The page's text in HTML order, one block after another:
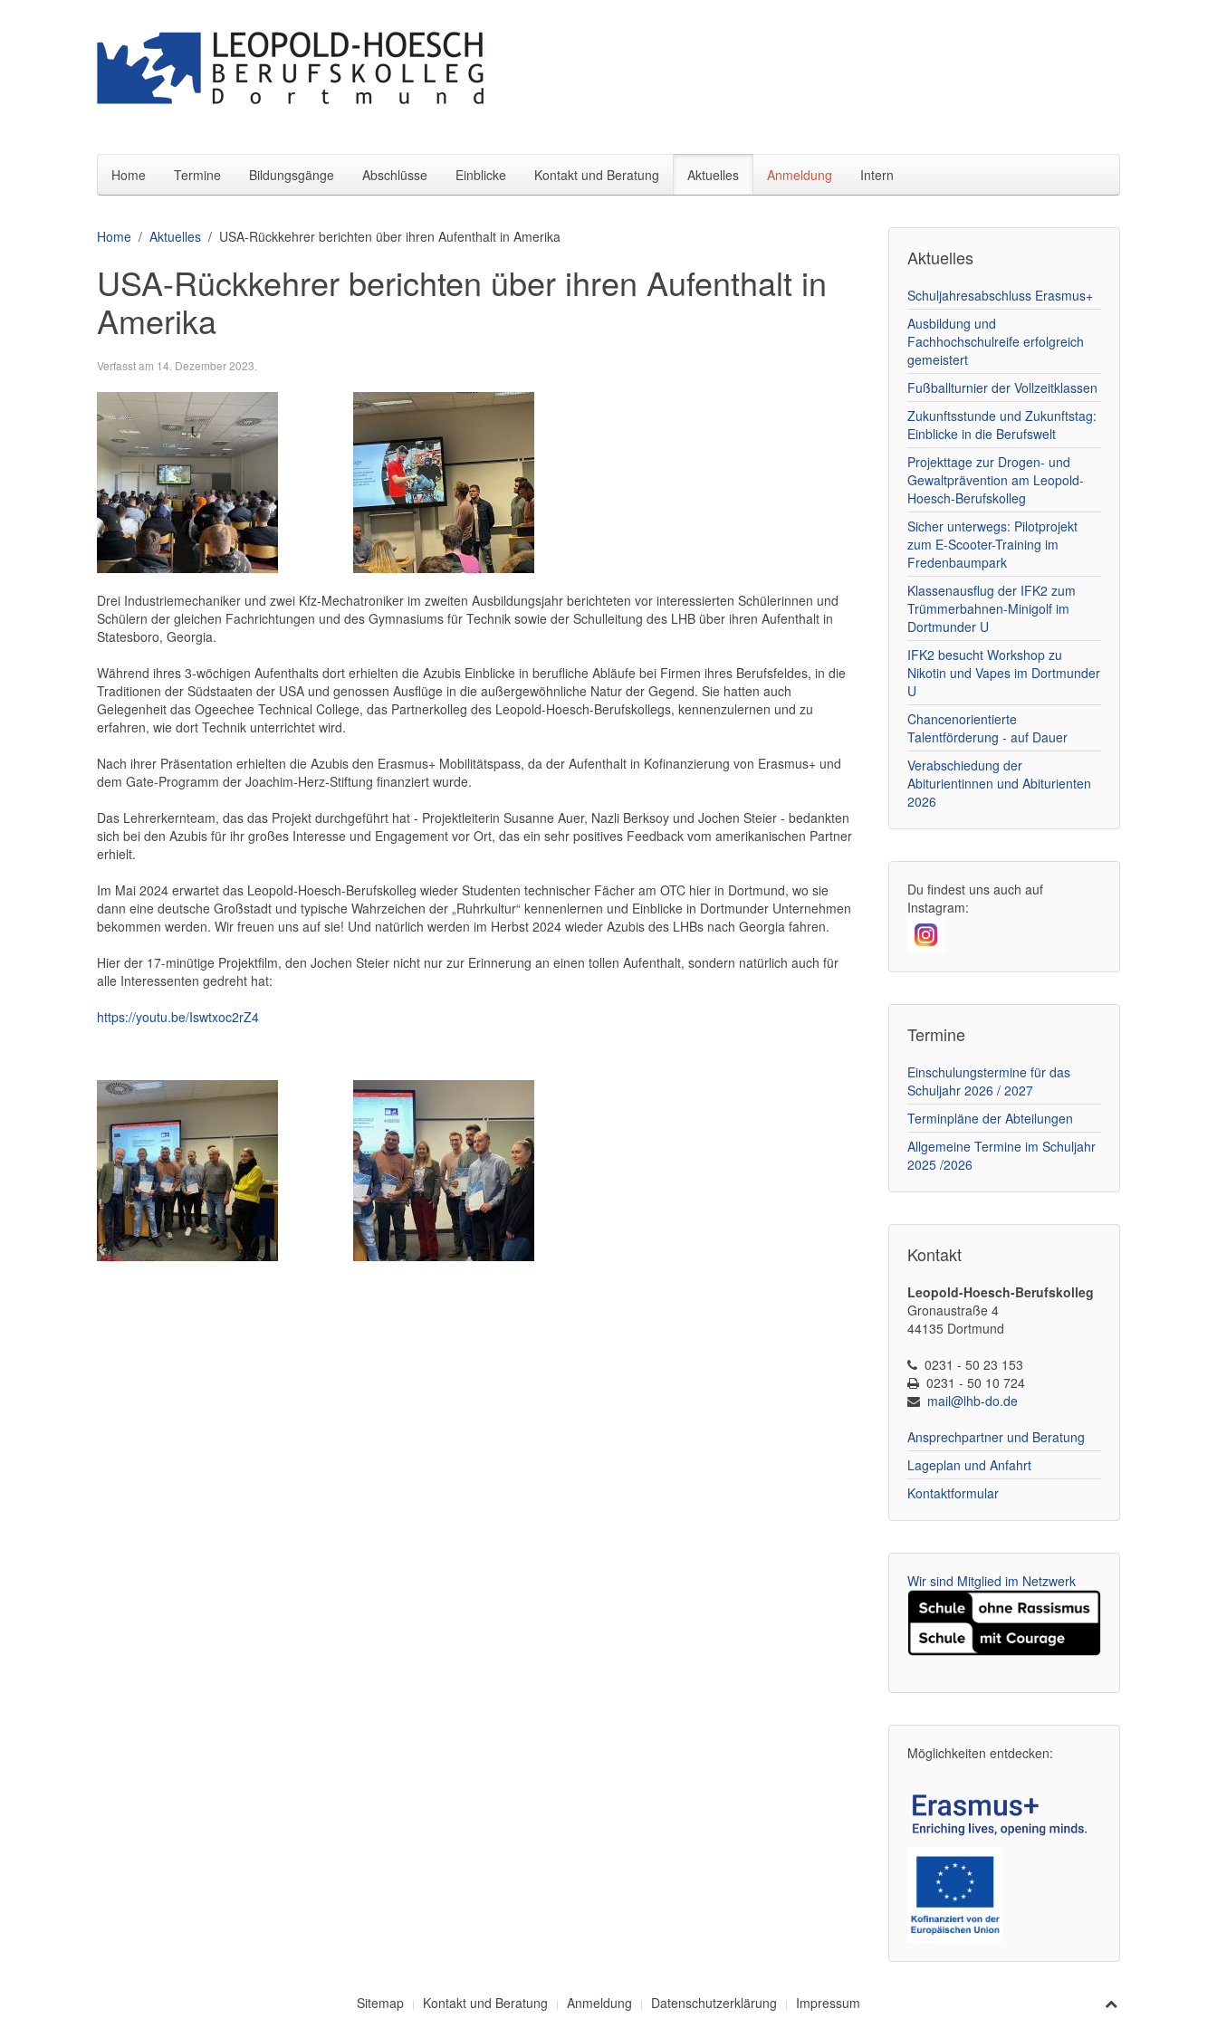
Home Termine Bildungsgänge Abschlüsse Einblicke Kontakt und Beratung Aktuelles Anmeldung Intern
Home Aktuelles USA-Rückkehrer berichten über ihren Aufenthalt in Amerika
USA-Rückkehrer berichten über ihren Aufenthalt in
Amerika
Verfasst am 14. Dezember 2023
Drei Industriemechaniker und zwei Kfz-Mechatroniker im zweiten Ausbildungsjahr berichteten vor interessierten Schülerinnen und
Schülern der gleichen Fachrichtungen und des Gymnasiums für Technik sowie der Schulleitung des LHB über ihren Aufenthalt in
Statesboro, Georgia.
Während ihres 3-wöchigen Aufenthalts dort erhielten die Azubis Einblicke in berufliche Abläufe bei Firmen ihres Berufsfeldes, in die
Traditionen der Südstaaten der USA und genossen Ausflüge in die außergewöhnliche Natur der Gegend. Sie hatten auch
Gelegenheit das Ogeechee Technical College, das Partnerkolleg des Leopold-Hoesch-Berufskollegs, kennenzulernen und zu
erfahren, wie dort Technik unterrichtet wird.
Nach ihrer Präsentation erhielten die Azubis den Erasmus+ Mobilitätspass, da der Aufenthalt in Kofinanzierung von Erasmus+ und
dem Gate-Programm der Joachim-Herz-Stiftung finanziert wurde.
Das Lehrerkernteam, das das Projekt durchgeführt hat - Projektleiterin Susanne Auer, Nazli Berksoy und Jochen Steier - bedankten
sich bei den Azubis für ihr großes Interesse und Engagement vor Ort, das ein sehr positives Feedback vom amerikanischen Partner
erhielt.
Im Mai 2024 erwartet das Leopold-Hoesch-Berufskolleg wieder Studenten technischer Fächer am OTC hier in Dortmund, wo sie
dann eine deutsche Großstadt und typische Wahrzeichen der „Ruhrkultur“ kennenlernen und Einblicke in Dortmunder Unternehmen
bekommen werden. Wir freuen uns auf sie! Und natürlich werden im Herbst 2024 wieder Azubis des LHBs nach Georgia fahren.
Hier der 17-minütige Projektfilm, den Jochen Steier nicht nur zur Erinnerung an einen tollen Aufenthalt, sondern natürlich auch für
alle Interessenten gedreht hat:
https://youtu.be/Iswtxoc2rZ4
Aktuelles
Schuljahresabschluss Erasmus+
Ausbildung und
Fachhochschulreife erfolgreich
gemeistert
Fußballturnier der Vollzeitklassen
Zukunftsstunde und Zukunftstag:
Einblicke in die Berufswelt
Projekttage zur Drogen- und
Gewaltprävention am Leopold-
Hoesch-Berufskolleg
Sicher unterwegs: Pilotprojekt
zum E-Scooter-Training im
Fredenbaumpark
Klassenausflug der IFK2 zum
Trümmerbahnen-Minigolf im
Dortmunder U
IFK2 besucht Workshop zu
Nikotin und Vapes im Dortmunder
U
Chancenorientierte
Talentförderung - auf Dauer
Verabschiedung der
Abiturientinnen und Abiturienten
2026
Du findest uns auch auf
Instagram:
Termine
Einschulungstermine für das
Schuljahr 2026 / 2027
Terminpläne der Abteilungen
Allgemeine Termine im Schuljahr
2025 /2026
Kontakt
Leopold-Hoesch-Berufskolleg
Gronaustraße 4
44135 Dortmund
0231 - 50 23 153
0231 - 50 10 724
mail@lhb-do.de
Ansprechpartner und Beratung
Lageplan und Anfahrt
Kontaktformular
Wir sind Mitglied im Netzwerk
Möglichkeiten entdecken:
Sitemap Kontakt und Beratung Anmeldung Datenschutzerklärung Impressum